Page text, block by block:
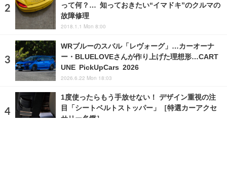
って何？… 知っておきたい“イマドキ”のクルマの
故障修理
2018.1.1 Mon 8:00
WRブルーのスバル「レヴォーグ」…カーオーナ
ー・BLUELOVEさんが作り上げた理想形…CART
UNE PickUpCars 2026
2026.6.22 Mon 18:03
1度使ったらもう手放せない！ デザイン重視の注
目「シートベルトストッパー」［特選カーアクセ
サリー名鑑］